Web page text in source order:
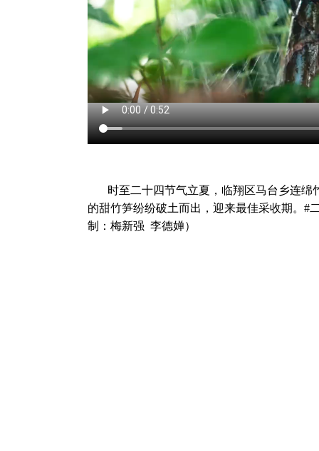
时至二十四节气立夏，临翔区马台乡连
的甜竹笋纷纷破土而出，迎来最佳采收期。#
制：梅新强 李德婵）